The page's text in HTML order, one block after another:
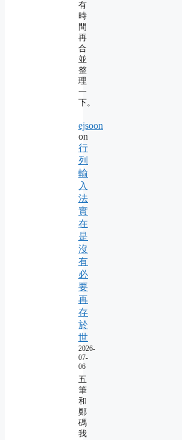
有
時
間
再
合
並
整
理
一
下。
ejsoon
on
行
列
輸
入
法
實
在
是
沒
有
必
要
再
存
於
世
2026-
07-
06
五
筆
和
鄭
碼
我